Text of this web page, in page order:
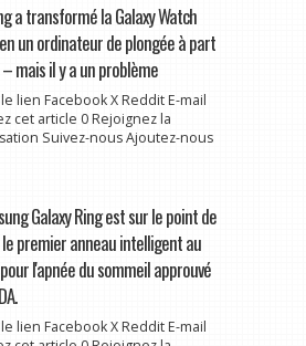
a transformé la Galaxy Watch
un ordinateur de plongée à part
mais il y a un problème
lien Facebook X Reddit E-mail
cet article 0 Rejoignez la
Suivez-nous Ajoutez-nous
Galaxy Ring est sur le point de
premier anneau intelligent au
l'apnée du sommeil approuvé
lien Facebook X Reddit E-mail